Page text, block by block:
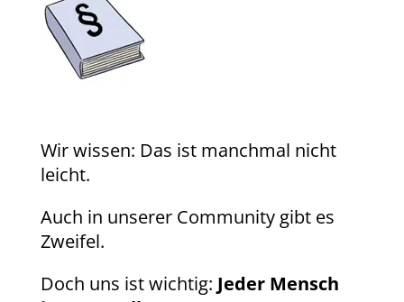
Wir wissen: Das ist manchmal nicht
leicht.
Auch in unserer Community gibt es
Zweifel.
Doch uns ist wichtig: Jeder Mensch